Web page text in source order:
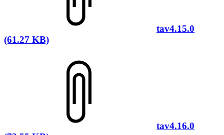
tav4.15.0
(61.27 KB)
tav4.16.0